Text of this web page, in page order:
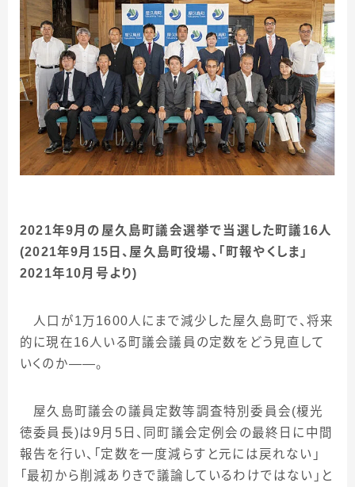
2021年9月の屋久島町議会選挙で当選した町議16人
(2021年9月15日、屋久島町役場、「町報やくしま」
2021年10月号より)
人口が1万1600人にまで減少した屋久島町で、将来
的に現在16人いる町議会議員の定数をどう見直して
いくのか――。
屋久島町議会の議員定数等調査特別委員会(榎光
徳委員長)は9 月 5 日、同町議会定例会の最終日に中間
報告を行い、「定数を一度減らすと元には戻れない」
「最初から削減ありきで議論しているわけではない」と